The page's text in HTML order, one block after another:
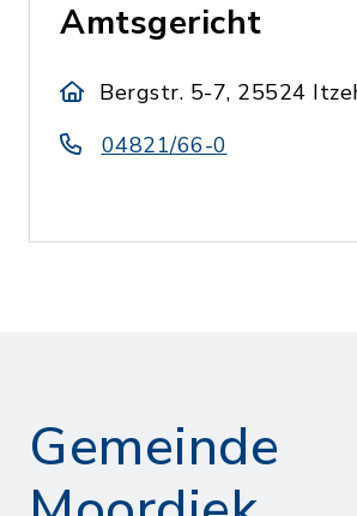
Amtsgericht
Bergstr. 5-7, 25524
04821/66-0
Gemeinde